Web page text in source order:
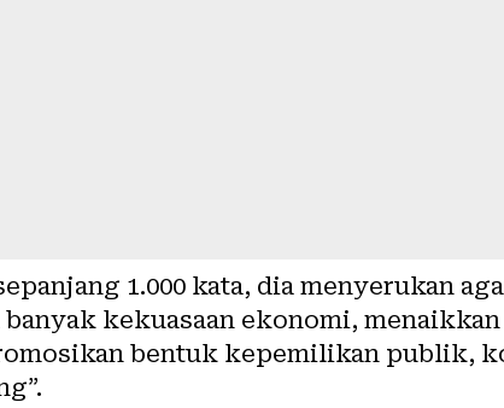
1.000 kata, dia menyerukan
kekuasaan ekonomi,
bentuk kepemilikan publik,